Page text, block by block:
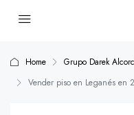
Home
Grupo Darek
Vender piso en Leganés en